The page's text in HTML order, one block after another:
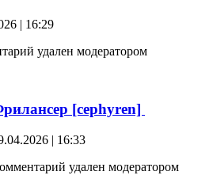
| 16:29
удален модератором
[cephyren]
| 16:33
удален модератором